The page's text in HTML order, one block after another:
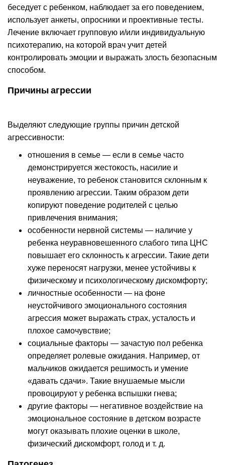
беседует с ребенком, наблюдает за его поведением,
использует анкеты, опросники и проективные тесты.
Лечение включает групповую и/или индивидуальную
психотерапию, на которой врач учит детей
контролировать эмоции и выражать злость безопасным
способом.
Причины агрессии
Выделяют следующие группы причин детской
агрессивности:
отношения в семье — если в семье часто
демонстрируется жестокость, насилие и
неуважение, то ребенок становится склонным к
проявлению агрессии. Таким образом дети
копируют поведение родителей с целью
привлечения внимания;
особенности нервной системы — наличие у
ребенка неуравновешенного слабого типа ЦНС
повышает его склонность к агрессии. Такие дети
хуже переносят нагрузки, менее устойчивы к
физическому и психологическому дискомфорту;
личностные особенности — на фоне
неустойчивого эмоционального состояния
агрессия может выражать страх, усталость и
плохое самочувствие;
социальные факторы — зачастую пол ребенка
определяет ролевые ожидания. Например, от
мальчиков ожидается решимость и умение
«давать сдачи». Такие внушаемые мысли
провоцируют у ребенка вспышки гнева;
другие факторы — негативное воздействие на
эмоциональное состояние в детском возрасте
могут оказывать плохие оценки в школе,
физический дискомфорт, голод и т. д.